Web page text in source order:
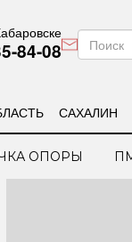
84-08
САХАЛИН
ОПОРЫ